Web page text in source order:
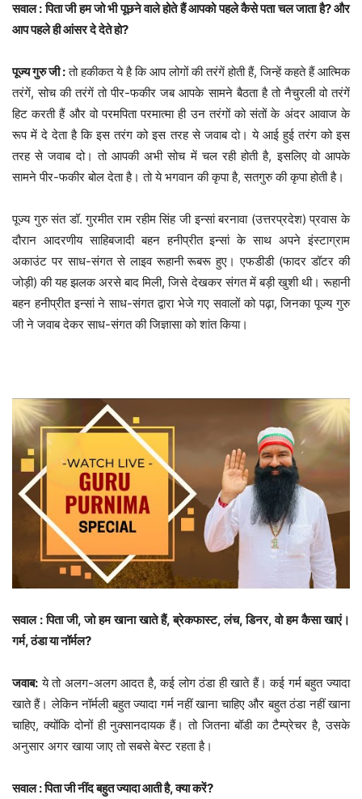
सवाल : पिता जी हम जो भी पूछने वाले होते हैं आपको पहले कैसे पता चल जाता है? और
आप पहले ही आंसर दे देते हो?
पूज्य गुरु जी :तो हकीकत ये है कि आप लोगों की तरंगें होती हैं, जिन्हें कहते हैं आत्मिक
तरंगें, सोच की तरंगें तो पीर-फकीर जब आपके सामने बैठता है तो नैचुरली वो तरंगें
हिट करती हैं और वो परमपिता परमात्मा ही उन तरंगों को संतों के अंदर आवाज के
रूप में दे देता है कि इस तरंग को इस तरह से जवाब दो। ये आई हुई तरंग को इस
तरह से जवाब दो। तो आपकी अभी सोच में चल रही होती है, इसलिए वो आपके
सामने पीर-फकीर बोल देता है। तो ये भगवान की कृपा है, सतगुरु की कृपा होती है।
पूज्य गुरु संत डॉ. गुरमीत राम रहीम सिंह जी इन्सां बरनावा (उत्तरप्रदेश) प्रवास के
दौरान आदरणीय साहिबजादी बहन हनीप्रीत इन्सां के साथ अपने इंस्टाग्राम
अकाउंट पर साध-संगत से लाइव रूहानी रूबरू हुए। एफडीडी (फादर डॉटर की
जोड़ी) की यह झलक अरसे बाद मिली, जिसे देखकर संगत में बड़ी खुशी थी। रूहानी
बहन हनीप्रीत इन्सां ने साध-संगत द्वारा भेजे गए सवालों को पढ़ा, जिनका पूज्य गुरु
जी ने जवाब देकर साध-संगत की जिज्ञासा को शांत किया।
सवाल : पिता जी, जो हम खाना खाते हैं, ब्रेकफास्ट, लंच, डिनर, वो हम कैसा खाएं।
गर्म, ठंडा या नॉर्मल?
जवाब: ये तो अलग-अलग आदत है, कई लोग ठंडा ही खाते हैं। कई गर्म बहुत ज्यादा
खाते हैं। लेकिन नॉर्मली बहुत ज्यादा गर्म नहीं खाना चाहिए और बहुत ठंडा नहीं खाना
चाहिए, क्योंकि दोनों ही नुक्सानदायक हैं। तो जितना बॉडी का टैम्प्रेचर है, उसके
अनुसार अगर खाया जाए तो सबसे बेस्ट रहता है।
सवाल : पिता जी नींद बहुत ज्यादा आती है, क्या करें?